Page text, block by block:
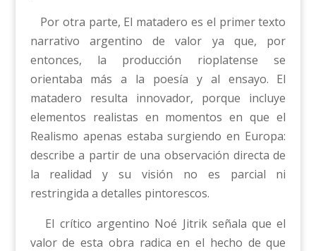
Por otra parte, El matadero es el primer texto
narrativo argentino de valor ya que, por
entonces, la producción rioplatense se
orientaba más a la poesía y al ensayo. El
matadero resulta innovador, porque incluye
elementos realistas en momentos en que el
Realismo apenas estaba surgiendo en Europa:
describe a partir de una observación directa de
la realidad y su visión no es parcial ni
restringida a detalles pintorescos.
El crítico argentino Noé Jitrik señala que el
valor de esta obra radica en el hecho de que